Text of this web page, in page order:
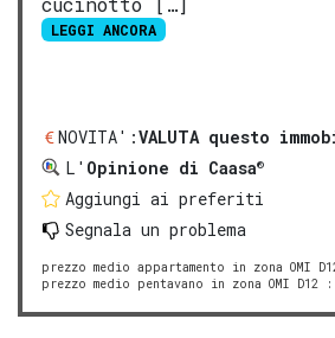
LEGGI ANCORA
NOVITA':VALUTA questo
L' Opinione di Caasa®
Aggiungi ai preferiti
Segnala un problema
prezzo medio appartamento in zona OMI
prezzo medio pentavano in zona OMI D12 :